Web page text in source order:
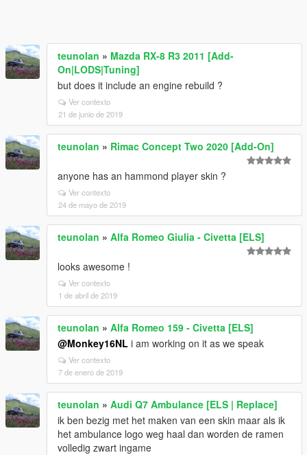
teunolan » Mazda RX-8 R3 2011 [Add-
On|LODS|Tuning]
but does it include an engine rebuild ?
Ver contexto
21 de junio de 2019
teunolan » Rimac Concept Two 2020 [Add-On]
anyone has an hammond player skin ?
Ver contexto
24 de mayo de 2019
teunolan » Alfa Romeo Giulia - Civetta [ELS]
looks awesome !
Ver contexto
1 de abril de 2019
teunolan » Alfa Romeo 159 - Civetta [ELS]
@Monkey16NL i am working on it as we speak
Ver contexto
7 de enero de 2019
teunolan » Audi Q7 Ambulance [ELS | Replace]
ik ben bezig met het maken van een skin maar als ik
het ambulance logo weg haal dan worden de ramen
volledig zwart ingame